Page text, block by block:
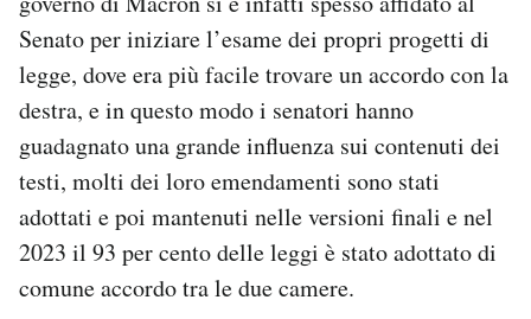
Senato per iniziare l’esame dei propri progetti di
legge, dove era più facile trovare un accordo con la
destra, e in questo modo i senatori hanno
guadagnato una grande influenza sui contenuti dei
testi, molti dei loro emendamenti sono stati
adottati e poi mantenuti nelle versioni finali e nel
2023 il 93 per cento delle leggi è stato adottato di
comune accordo tra le due camere.